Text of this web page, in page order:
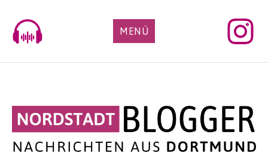
content
MENÜ